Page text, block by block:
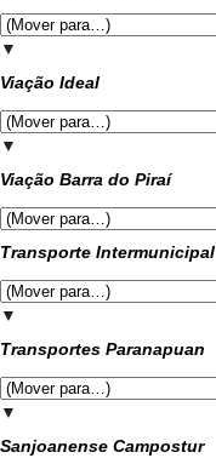
▼
Viação Ideal
▼
Viação Barra do Piraí
Transporte Intermunicipal
▼
Transportes Paranapuan
▼
Sanjoanense Campostur